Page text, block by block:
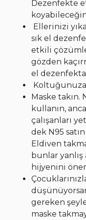
Dezenfekte
Ellerinizi
sık el
etkili
gözden
el
Maske takın.
kullanın,
çalışanları
dek N95
Eldiven
bunlar yanlış
hijyenini
gereken
maske